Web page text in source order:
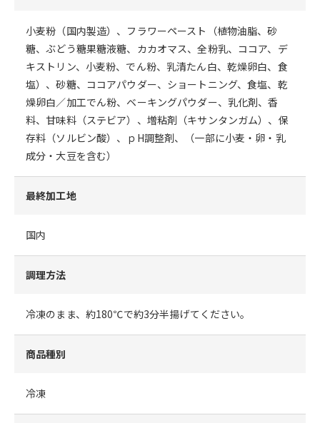
小麦粉（国内製造）、フラワーペースト（植物油脂、砂
糖、ぶどう糖果糖液糖、カカオマス、全粉乳、ココア、デ
キストリン、小麦粉、でん粉、乳清たん白、乾燥卵白、食
塩）、砂糖、ココアパウダー、ショートニング、食塩、乾
燥卵白／加工でん粉、ベーキングパウダー、乳化剤、香
料、甘味料（ステビア）、増粘剤（キサンタンガム）、保
存料（ソルビン酸）、ｐH調整剤、（一部に小麦・卵・乳
成分・大豆を含む）
最終加工地
国内
調理方法
冷凍のまま、約180℃で約3分半揚げてください。
商品種別
冷凍